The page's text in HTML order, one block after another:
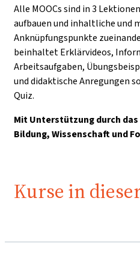
Alle MOOCs sind in 3
aufbauen und inhaltliche und
Anknüpfungspunkte
beinhaltet Erklärvideos,
Arbeitsaufgaben,
und didaktische Anregungen
Quiz.
Mit Unterstützung durch
Bildung, Wissenschaft und
Kurse in